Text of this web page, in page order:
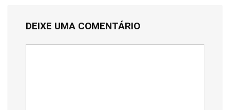
DEIXE UMA COMENTÁRIO